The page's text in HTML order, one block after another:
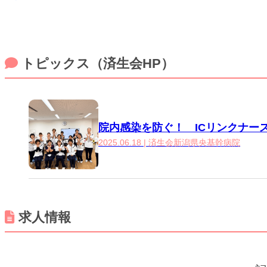
トピックス（済生会HP）
院内感染を防ぐ！ ICリンクナー
2025.06.18 | 済生会新潟県央基幹病院
求人情報